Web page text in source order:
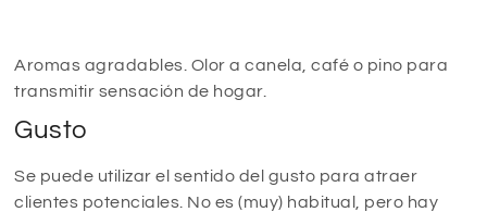
Aromas agradables. Olor a canela, café o pino para
transmitir sensación de hogar.
Gusto
Se puede utilizar el sentido del gusto para atraer
clientes potenciales. No es (muy) habitual, pero hay